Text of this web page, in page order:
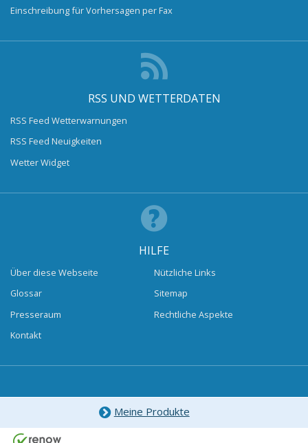
Einschreibung für Vorhersagen per Fax
RSS UND WETTERDATEN
RSS Feed Wetterwarnungen
RSS Feed Neuigkeiten
Wetter Widget
HILFE
Über diese Webseite
Glossar
Presseraum
Kontakt
Nützliche Links
Sitemap
Rechtliche Aspekte
Meine Produkte